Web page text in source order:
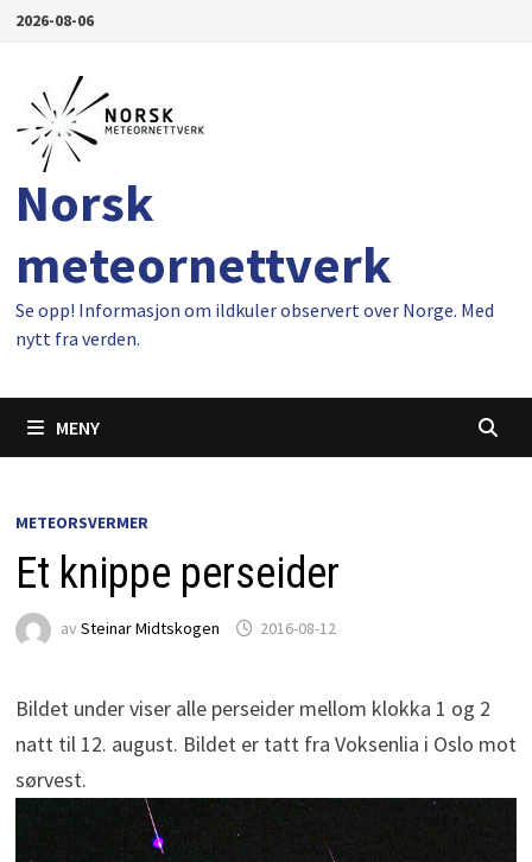
Gå2026-08-06
Norsk
meteornettverk
Se opp! Informasjon om ildkuler observert over Norge. Med
nytt fra verden.
MENY
METEORSVERMER
Et knippe perseider
av Steinar Midtskogen 2016-08-12
Bildet under viser alle perseider mellom klokka 1 og 2
natt til 12. august. Bildet er tatt fra Voksenlia i Oslo mot
sørvest.